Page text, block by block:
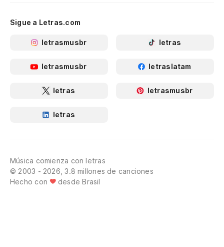
Sigue a Letras.com
letrasmusbr letras
letrasmusbr letraslatam
letras letrasmusbr
letras
Música comienza con letras
© 2003 - 2026, 3.8 millones de canciones
Hecho con
desde Brasil